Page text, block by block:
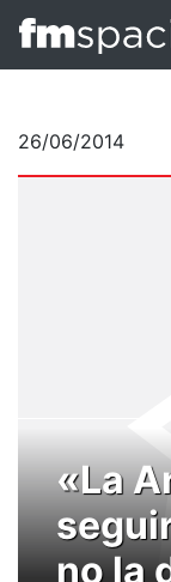
26/06/2014
«La
no la